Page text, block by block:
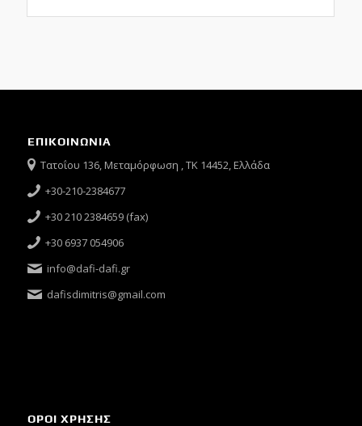
ΕΠΙΚΟΙΝΩΝΙΑ
Τατοΐου 136, Μεταμόρφωση , ΤΚ 14452, Ελλάδα
+30-210-2384677
+30 210 2384659 (fax)
+30 6937 054906
info@dafi-dafi.gr
dafisdimitris@gmail.com
ΟΡΟΙ ΧΡΗΣΗΣ